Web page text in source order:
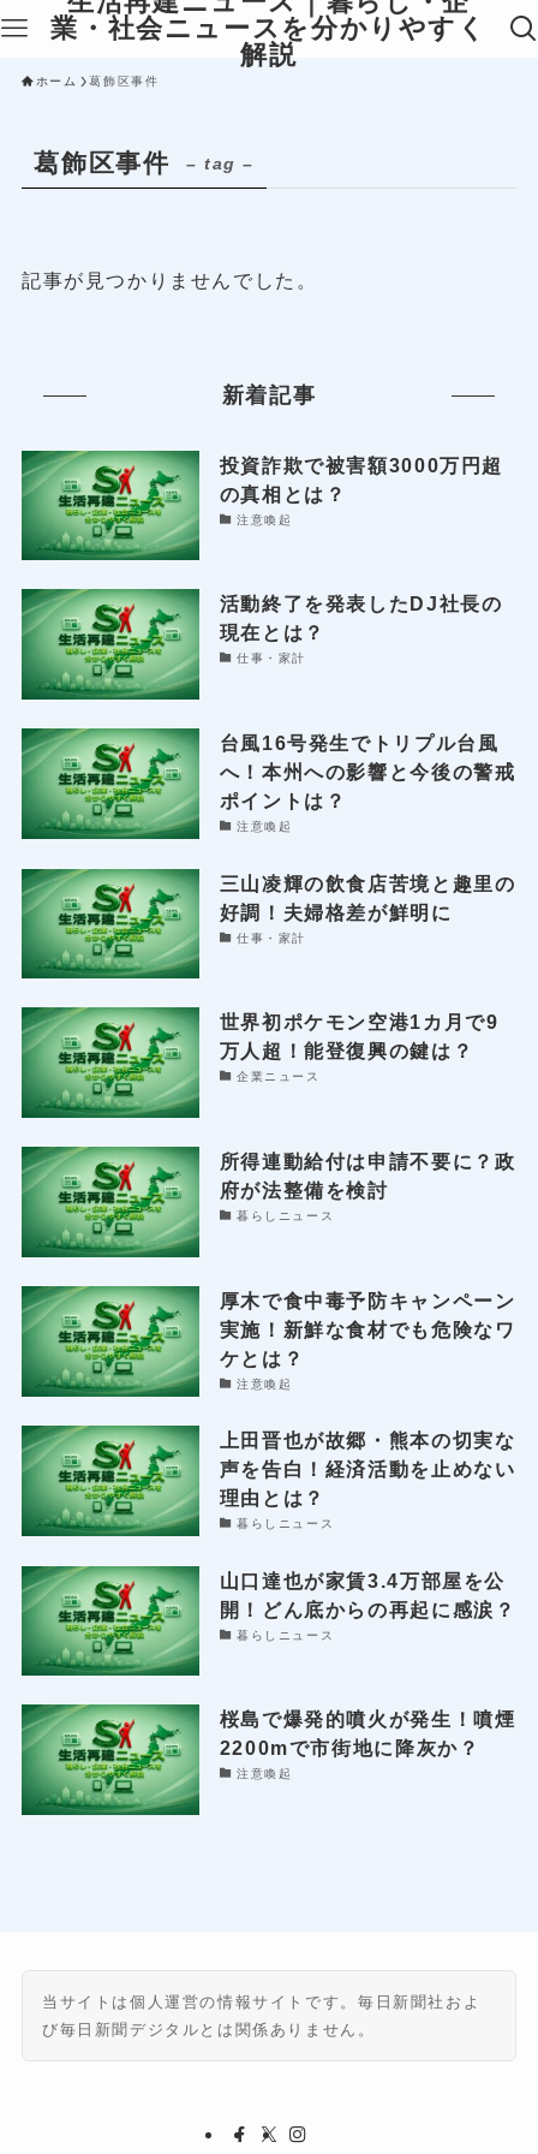
業・社会ニュースを分かりやすく
解説
ホーム 葛飾区事件
葛飾区事件 – tag –
記事が見つかりませんでした。
新着記事
投資詐欺で被害額3000万円超
の真相とは？
注意喚起
活動終了を発表したDJ社長の
現在とは？
仕事・家計
台風16号発生でトリプル台風
へ！本州への影響と今後の警戒
ポイントは？
注意喚起
三山凌輝の飲食店苦境と趣里の
好調！夫婦格差が鮮明に
仕事・家計
世界初ポケモン空港1カ月で9
万人超！能登復興の鍵は？
企業ニュース
所得連動給付は申請不要に？政
府が法整備を検討
暮らしニュース
厚木で食中毒予防キャンペーン
実施！新鮮な食材でも危険なワ
ケとは？
注意喚起
上田晋也が故郷・熊本の切実な
声を告白！経済活動を止めない
理由とは？
暮らしニュース
山口達也が家賃3.4万部屋を公
開！どん底からの再起に感涙？
暮らしニュース
桜島で爆発的噴火が発生！噴煙
2200mで市街地に降灰か？
注意喚起
当サイトは個人運営の情報サイトです。毎日新聞社およ
び毎日新聞デジタルとは関係ありません。